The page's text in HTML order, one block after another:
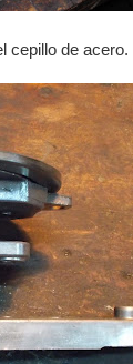
cepillo de acero.